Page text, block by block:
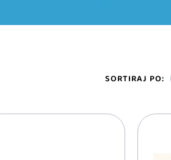
SORTIRAJ PO: